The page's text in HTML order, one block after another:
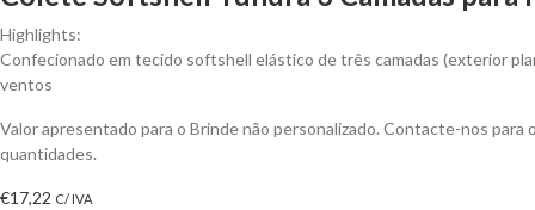
Highlights:
Confecionado em tecido softshell elástico de três camadas (exterior
ventos
Valor apresentado para o Brinde não personalizado. Contacte-nos
quantidades.
€17,22 C/ IVA